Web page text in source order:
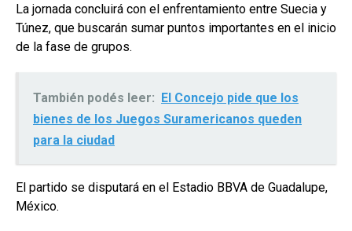
La jornada concluirá con el enfrentamiento entre Suecia y
Túnez, que buscarán sumar puntos importantes en el inicio
de la fase de grupos.
También podés leer: El Concejo pide que los
bienes de los Juegos Suramericanos queden
para la ciudad
El partido se disputará en el Estadio BBVA de Guadalupe,
México.